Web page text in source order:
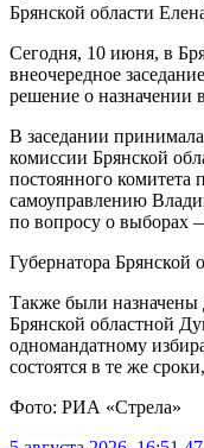
Брянской области
Сегодня, 10 июня, в
внеочередное
решение о назначении
В заседании
комиссии Брянской
постоянного комитета
самоуправлению
по вопросу о выборах
Губернатора Брянской
Также были назначены
Брянской областной
одномандатному
состоятся в те же
Фото: РИА «Стрела»